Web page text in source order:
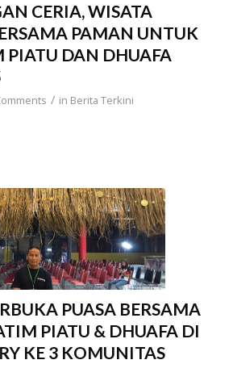
CERIA, WISATA
PAMAN UNTUK
PIATU DAN DHUAFA
/ in Berita Terkini
PUASA BERSAMA
PIATU & DHUAFA DI
KE 3 KOMUNITAS